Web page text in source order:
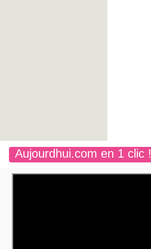
Aujourdhui.com en 1 clic !